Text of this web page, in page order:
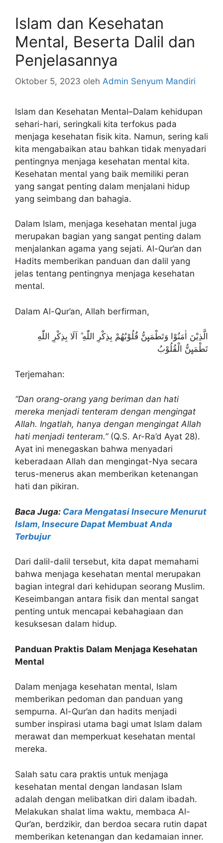
Islam dan Kesehatan
Mental, Beserta Dalil dan
Penjelasannya
Oktober 5, 2023 oleh Admin Senyum Mandiri
Islam dan Kesehatan Mental–Dalam kehidupan
sehari-hari, seringkali kita terfokus pada
menjaga kesehatan fisik kita. Namun, sering kali
kita mengabaikan atau bahkan tidak menyadari
pentingnya menjaga kesehatan mental kita.
Kesehatan mental yang baik memiliki peran
yang sangat penting dalam menjalani hidup
yang seimbang dan bahagia.
Dalam Islam, menjaga kesehatan mental juga
merupakan bagian yang sangat penting dalam
menjalankan agama yang sejati. Al-Qur’an dan
Hadits memberikan panduan dan dalil yang
jelas tentang pentingnya menjaga kesehatan
mental.
Dalam Al-Qur’an, Allah berfirman,
الَّذِيْنَ اٰمَنُوْا وَتَطْمَىِٕنُّ قُلُوْبُهُمْ بِذِكْرِ اللّٰهِ ۗ اَلَا بِذِكْرِ اللّٰهِ
تَطْمَىِٕنُّ الْقُلُوْبُ
Terjemahan:
“Dan orang-orang yang beriman dan hati
mereka menjadi tenteram dengan mengingat
Allah. Ingatlah, hanya dengan mengingat Allah
hati menjadi tenteram.”(Q.S. Ar-Ra’d Ayat 28).
Ayat ini menegaskan bahwa menyadari
keberadaan Allah dan mengingat-Nya secara
terus-menerus akan memberikan ketenangan
hati dan pikiran.
Baca Juga: Cara Mengatasi Insecure Menurut
Islam, Insecure Dapat Membuat Anda
Terbujur
Dari dalil-dalil tersebut, kita dapat memahami
bahwa menjaga kesehatan mental merupakan
bagian integral dari kehidupan seorang Muslim.
Keseimbangan antara fisik dan mental sangat
penting untuk mencapai kebahagiaan dan
kesuksesan dalam hidup.
Panduan Praktis Dalam Menjaga Kesehatan
Mental
Dalam menjaga kesehatan mental, Islam
memberikan pedoman dan panduan yang
sempurna. Al-Qur’an dan hadits menjadi
sumber inspirasi utama bagi umat Islam dalam
merawat dan memperkuat kesehatan mental
mereka.
Salah satu cara praktis untuk menjaga
kesehatan mental dengan landasan Islam
adalah dengan melibatkan diri dalam ibadah.
Melakukan shalat lima waktu, membaca Al-
Qur’an, berdzikir, dan berdoa secara rutin dapat
memberikan ketenangan dan kedamaian inner.